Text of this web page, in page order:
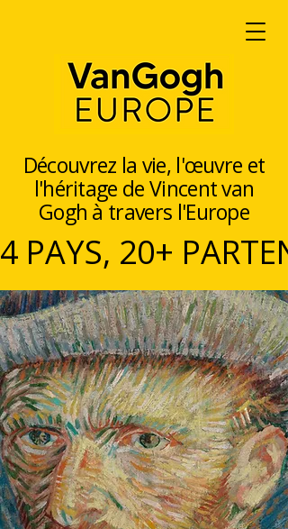
Découvrez la vie, l'œuvre et
l'héritage de Vincent van
Gogh à travers l'Europe
4 PAYS, 20+